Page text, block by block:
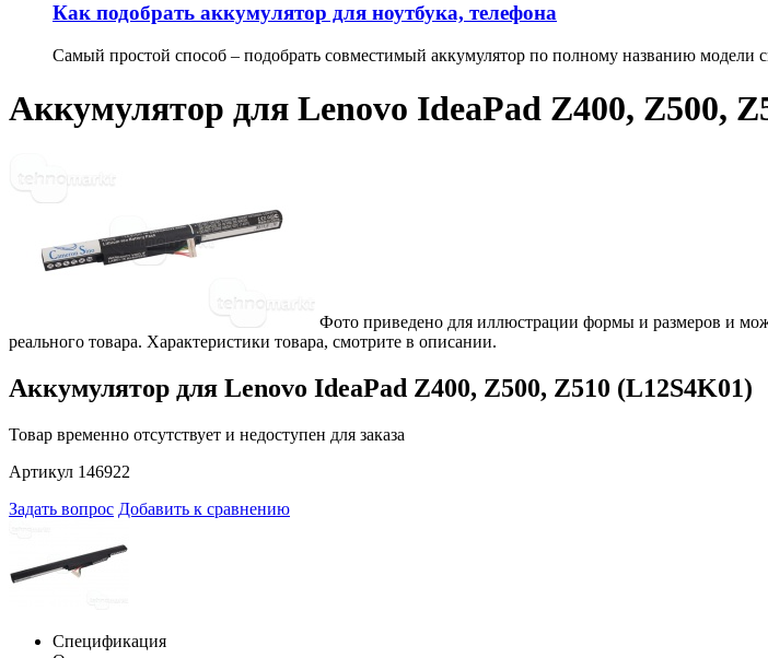
Как подобрать аккумулятор для ноутбука, телефона
Самый простой способ – подобрать совместимый аккумулятор по полному названию модели
Аккумулятор для Lenovo IdeaPad Z400, Z500,
Фото приведено для иллюстрации формы и размеров и
реального товара. Характеристики товара, смотрите в описании.
Аккумулятор для Lenovo IdeaPad Z400, Z500, Z510 (L12S4K01)
Товар временно отсутствует и недоступен для заказа
Артикул 146922
Задать вопрос Добавить к сравнению
Спецификация